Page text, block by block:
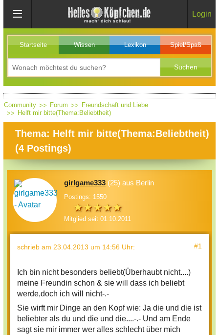
Login
Startseite Wissen Lexikon Spiel/Spaß
Community Forum
Freundschaft und Liebe
Helft mir bitte(Thema:Beliebtheit)
Thema: Helft mir bitte(Thema:Beliebtheit)
(4 Postings)
girlgame333 (25) aus Berlin
Postings: 1550
Mitglied seit 01.10.2011
schrieb am 23.04.2013 um 14:56 Uhr: #1
Ich bin nicht besonders beliebt(Überhaubt nicht....)
meine Freundin schon & sie will dass ich beliebt
werde,doch ich will nicht-.-
Sie wirft mir Dinge an den Kopf wie: Ja die und die ist
beliebter als du und die und die....-.- Und am Ende
sagt sie mir immer wer alles schlecht über mich